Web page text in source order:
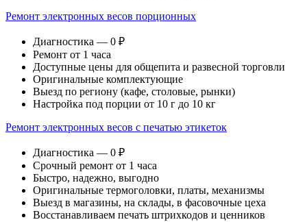
Ремонт электронных весов порционных
Диагностика — 0 ₽
Ремонт от 1 часа
Доступные цены для общепита и развесной торговли
Оригинальные комплектующие
Выезд по региону (кафе, столовые, рынки)
Настройка под порции от 10 г до 10 кг
Ремонт электронных весов с печатью этикеток
Диагностика — 0 ₽
Срочный ремонт от 1 часа
Быстро, надежно, выгодно
Оригинальные термоголовки, платы, механизмы
Выезд в магазины, на склады, в фасовочные цеха
Восстанавливаем печать штрихкодов и ценников